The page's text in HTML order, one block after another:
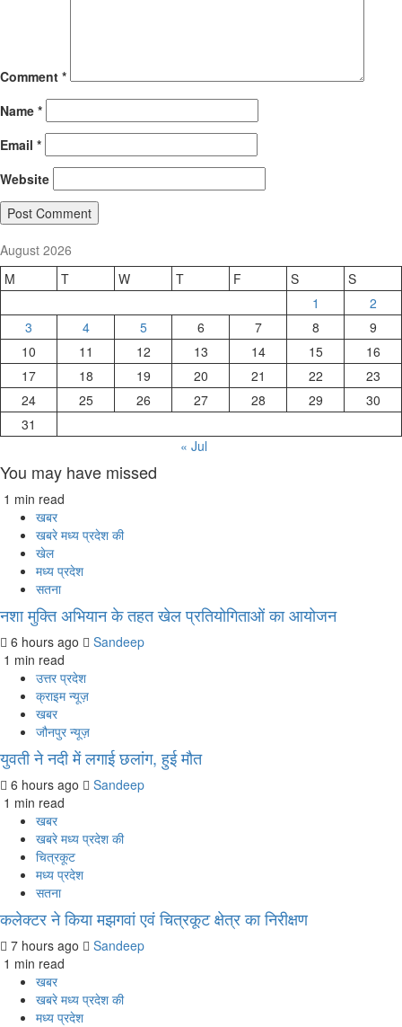
Comment *
Name *
Email *
Website
August 2026
M
T W T F S
S
1
2
3
4 5 6 7 8
9
10
11 12 13 14 15
16
17
18 19 20 21 22
23
24
25 26 27 28 29
30
31
« Jul
You may have missed
1 min read
खबर
खबरे मध्य प्रदेश की
खेल
मध्य प्रदेश
सतना
नशा मुक्ति अभियान के तहत खेल प्रतियोगिताओं का आयोजन
6 hours ago
Sandeep
1 min read
उत्तर प्रदेश
क्राइम न्यूज़
खबर
जौनपुर न्यूज़
युवती ने नदी में लगाई छलांग, हुई मौत
6 hours ago
Sandeep
1 min read
खबर
खबरे मध्य प्रदेश की
चित्रकूट
मध्य प्रदेश
सतना
कलेक्टर ने किया मझगवां एवं चित्रकूट क्षेत्र का निरीक्षण
7 hours ago
Sandeep
1 min read
खबर
खबरे मध्य प्रदेश की
मध्य प्रदेश